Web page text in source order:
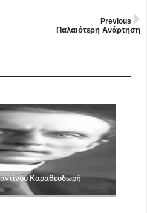
Previous
Παλαιότερη Ανάρτηση